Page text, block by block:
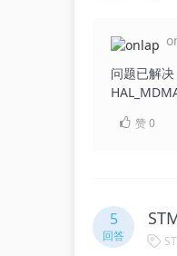
DMA模式
决定的，
比,频率
位有效8位
样
问题已解
赞0
5
回答